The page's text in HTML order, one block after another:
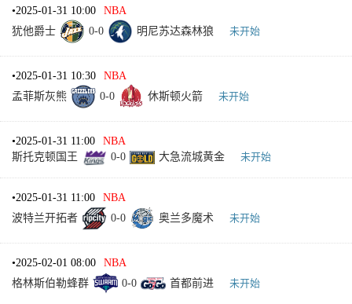
•2025-01-31 10:00
NBA
犹他爵士
0-0 明尼苏达森林狼 未开始
•2025-01-31 10:30
NBA
孟菲斯灰熊
0-0 休斯顿火箭 未开始
•2025-01-31 11:00
NBA
斯托克顿国王
0-0 大急流城黄金 未开始
•2025-01-31 11:00
NBA
波特兰开拓者
0-0 奥兰多魔术 未开始
•2025-02-01 08:00
NBA
格林斯伯勒蜂群
0-0 首都前进 未开始